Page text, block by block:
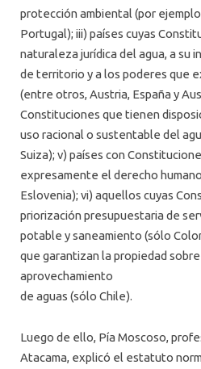
protección ambiental (por
Portugal); iii) países cuyas
naturaleza jurídica del agua, a su
de territorio y a los poderes que
(entre otros, Austria, España y
Constituciones que tienen
uso racional o sustentable del
Suiza); v) países con
expresamente el derecho
Eslovenia); vi) aquellos cuyas
priorización presupuestaria de
potable y saneamiento (sólo
que garantizan la propiedad
aprovechamiento
de aguas (sólo Chile).
Luego de ello, Pía Moscoso,
Atacama, explicó el estatuto